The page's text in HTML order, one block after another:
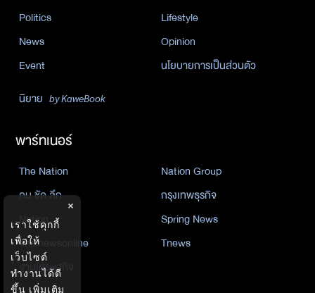
Politics
Lifestyle
News
Opinion
Event
นโยบายการเป็นส่วนตัว
นิยาย by KaweBook
พาร์ทเนอร์
The Nation
Nation Group
คม ชัด ลึก
กรุงเทพธุรกิจ
Nation
Spring News
Thainewsonline
Tnews
ฐานเศรษฐกิจ
×
เราใช้คุกกี้
เพื่อให้
เว็บไซต์
ทำงานได้ดี
ขึ้น เพิ่มเติม